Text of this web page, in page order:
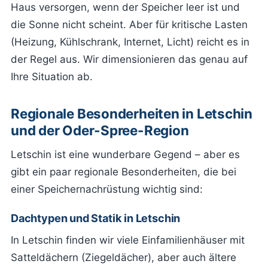
Haus versorgen, wenn der Speicher leer ist und
die Sonne nicht scheint. Aber für kritische Lasten
(Heizung, Kühlschrank, Internet, Licht) reicht es in
der Regel aus. Wir dimensionieren das genau auf
Ihre Situation ab.
Regionale Besonderheiten in Letschin
und der Oder-Spree-Region
Letschin ist eine wunderbare Gegend – aber es
gibt ein paar regionale Besonderheiten, die bei
einer Speichernachrüstung wichtig sind:
Dachtypen und Statik in Letschin
In Letschin finden wir viele Einfamilienhäuser mit
Satteldächern (Ziegeldächer), aber auch ältere